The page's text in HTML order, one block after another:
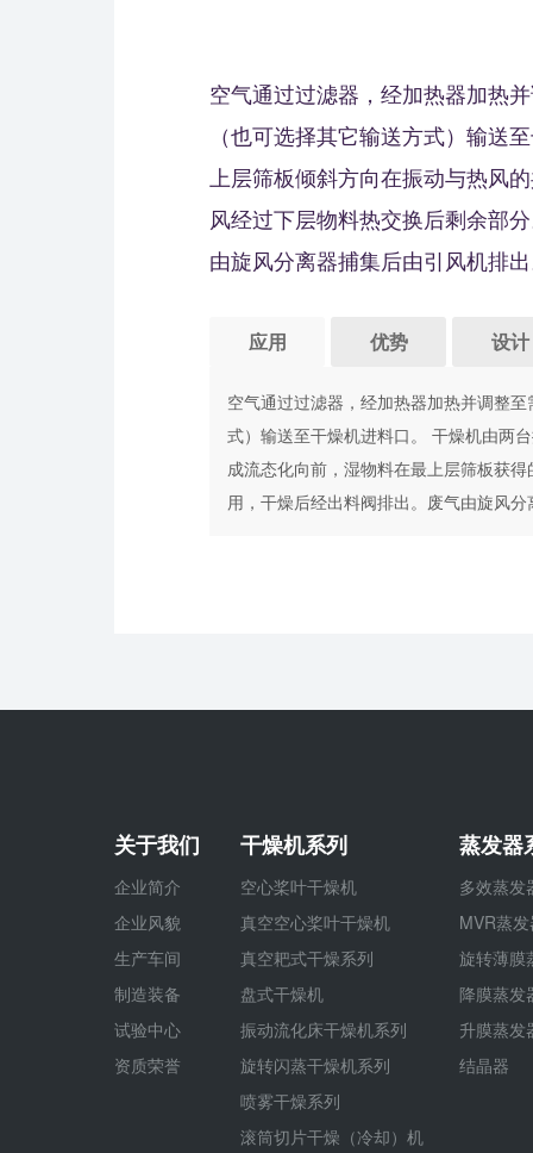
空气通过过滤器，经加热器加热
（也可选择其它输送方式）输送
上层筛板倾斜方向在振动与热风
风经过下层物料热交换后剩余部
由旋风分离器捕集后由引风机排
应用 优势 设计
空气通过过滤器，经加热器加热并调整
式）输送至干燥机进料口。 干燥机由两
成流态化向前，湿物料在最上层筛板获
用，干燥后经出料阀排出。废气由旋风
关于我们
企业简介
企业风貌
生产车间
制造装备
试验中心
资质荣誉
干燥机系列
空心桨叶干燥机
真空空心桨叶干燥机
真空耙式干燥系列
盘式干燥机
振动流化床干燥机系列
旋转闪蒸干燥机系列
喷雾干燥系列
滚筒切片干燥（冷却）机
蒸发器
多效蒸发
MVR蒸
旋转薄膜
降膜蒸发
升膜蒸发
结晶器